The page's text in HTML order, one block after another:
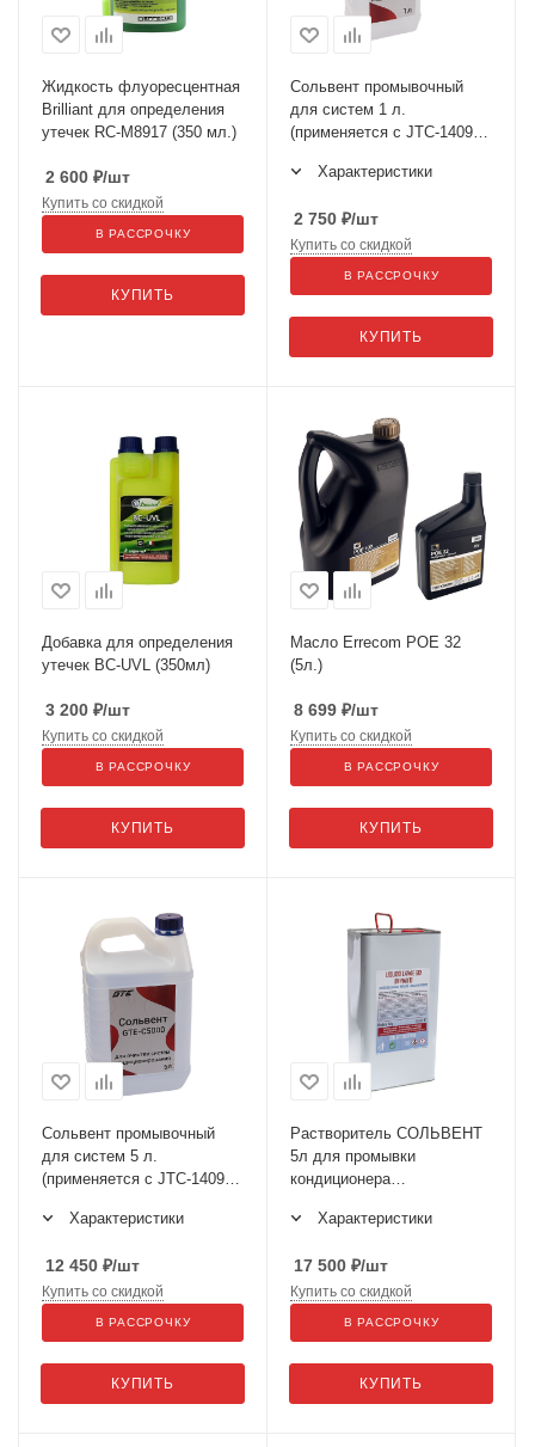
Жидкость флуоресцентная
Brilliant для определения
утечек RC-M8917 (350 мл.)
2 600 ₽/шт
КУПИТЬ
Купить со скидкой
В РАССРОЧКУ
Сольвент промывочный
для систем 1 л.
(применяется с JTC-1409 И
Характеристики
2 750 ₽/шт
КУПИТЬ
Купить со скидкой
В РАССРОЧКУ
Добавка для определения
утечек BC-UVL (350мл)
3 200 ₽/шт
КУПИТЬ
Купить со скидкой
В РАССРОЧКУ
Масло Errecom POE 32
(5л.)
8 699 ₽/шт
КУПИТЬ
Купить со скидкой
В РАССРОЧКУ
Сольвент промывочный
для систем 5 л.
(применяется с JTC-1409 И
Характеристики
12 450 ₽/шт
КУПИТЬ
Купить со скидкой
В РАССРОЧКУ
Растворитель СОЛЬВЕНТ
5л для промывки
кондиционера
1409 и JTC-4631) SPIN SRL
Характеристики
17 500 ₽/шт
КУПИТЬ
Купить со скидкой
В РАССРОЧКУ